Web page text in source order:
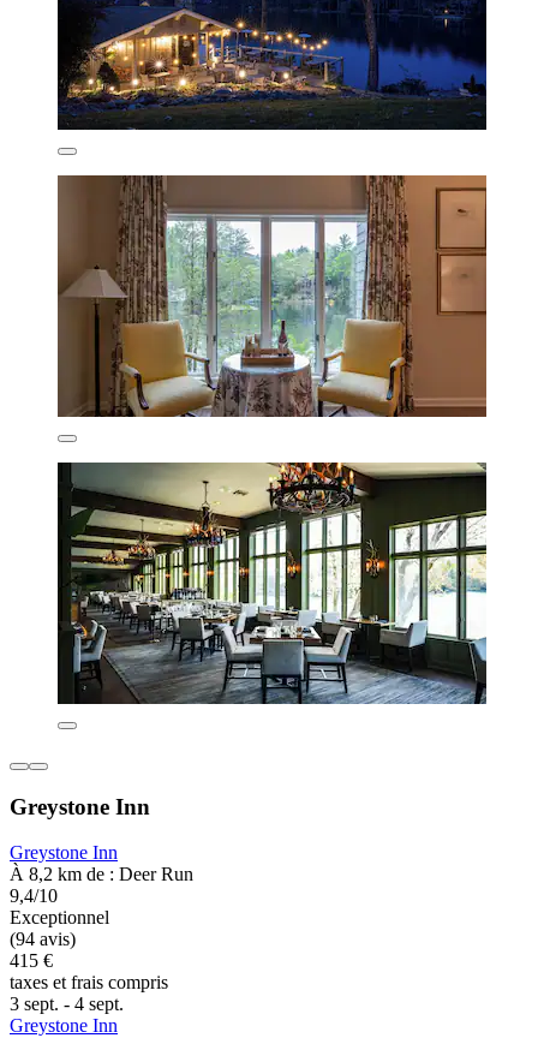
Greystone Inn
Greystone Inn
À 8,2 km de : Deer Run
9,4/10
Exceptionnel
(94 avis)
415 €
taxes et frais compris
3 sept. - 4 sept.
Greystone Inn